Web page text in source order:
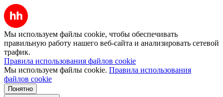
Мы используем файлы cookie, чтобы обеспечивать
правильную работу нашего веб-сайта и анализировать сетевой
трафик.
Правила использования файлов cookie
Мы используем файлы cookie. Правила использования
файлов cookie
Понятно